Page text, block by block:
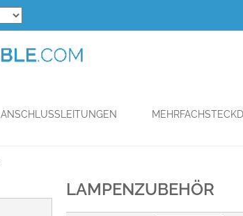
ANSCHLUSSLEITUNGEN
LAMPENZUBEHÖR